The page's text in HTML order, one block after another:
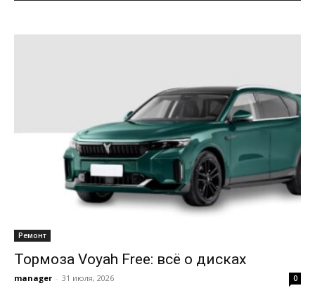
Ремонт
Тормоза Voyah Free: всё о дисках
manager - 31 июля, 2026 0